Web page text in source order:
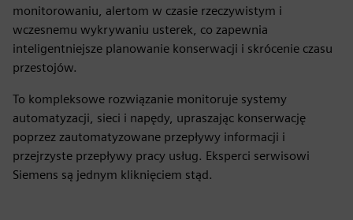
monitorowaniu, alertom w czasie rzeczywistym i
wczesnemu wykrywaniu usterek, co zapewnia
inteligentniejsze planowanie konserwacji i skrócenie czasu
przestojów.
To kompleksowe rozwiązanie monitoruje systemy
automatyzacji, sieci i napędy, upraszając konserwację
poprzez zautomatyzowane przepływy informacji i
przejrzyste przepływy pracy usług. Eksperci serwisowi
Siemens są jednym kliknięciem stąd.